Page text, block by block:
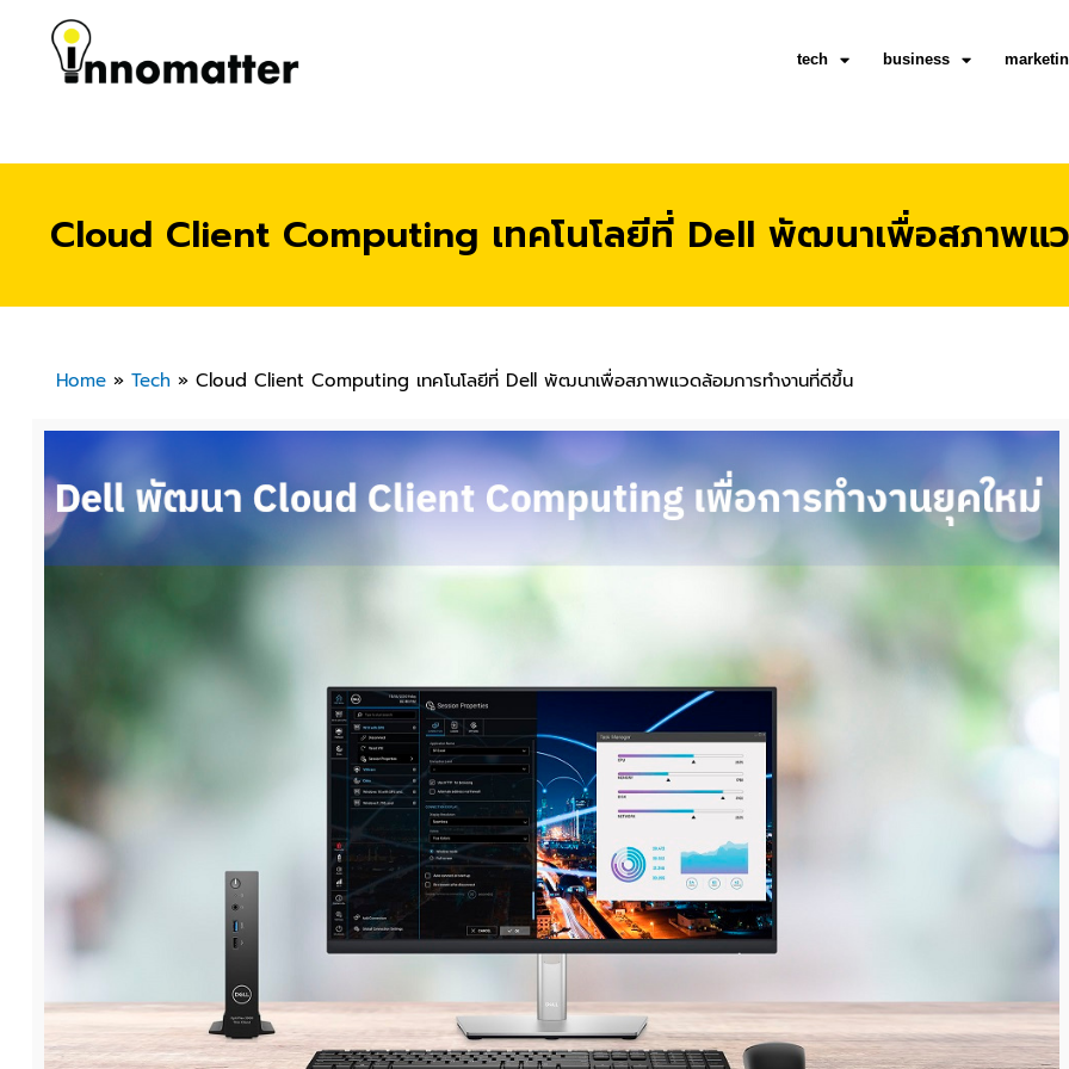
tech business
Cloud Client Computing เทคโนโลยีที่ Dell พัฒนาเพื่อสภาพแ
Home» Tech» Cloud Client Computing เทคโนโลยีที่ Dell พัฒนาเพื่อสภาพแวดล้อมการทำงานที่ดีขึ้น